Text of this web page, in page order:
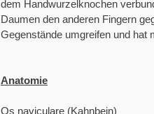
dem Handwurzelknochen
Daumen den anderen Fingern
Gegenstände umgreifen und hat
Anatomie
Os naviculare (Kahnbein)